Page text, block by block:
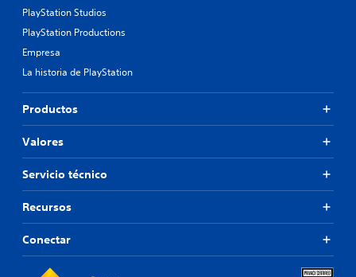
PlayStation Studios
PlayStation Productions
Empresa
La historia de PlayStation
Productos
Valores
Servicio técnico
Recursos
Conectar